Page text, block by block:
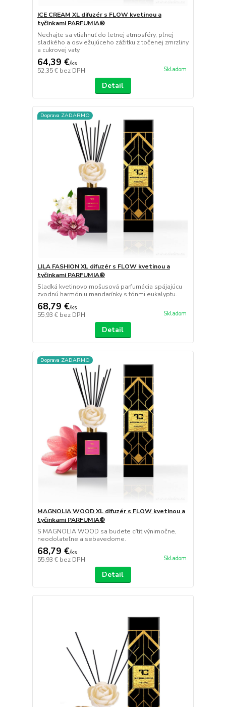
ICE CREAM XL difuzér s FLOW kvetinou a
tyčinkami PARFUMIA®
Nechajte sa vtiahnuť do letnej atmosféry, plnej
sladkého a osviežujúceho zážitku z točenej zmrzliny
a cukrovej vaty.
64,39 €/ks
52,35 € bez DPH Skladom
Detail
Doprava ZADARMO
LILA FASHION XL difuzér s FLOW kvetinou a
tyčinkami PARFUMIA®
Sladká kvetinovo mošusová parfumácia spájajúcu
zvodnú harmóniu mandarínky s tónmi eukalyptu.
68,79 €/ks
55,93 € bez DPH Skladom
Detail
Doprava ZADARMO
MAGNOLIA WOOD XL difuzér s FLOW kvetinou a
tyčinkami PARFUMIA®
S MAGNOLIA WOOD sa budete cítiť výnimočne,
neodolateľne a sebavedome.
68,79 €/ks
55,93 € bez DPH Skladom
Detail